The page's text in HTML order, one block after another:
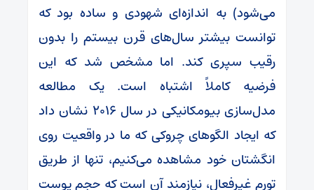
می‌شود) به اندازه‌ای شهودی و ساده بود که
توانست بیشتر سال‌های قرن بیستم را بدون
رقیب سپری کند. اما مشخص شد که این
فرضیه کاملاً اشتباه است. یک مطالعه
مدل‌سازی بیومکانیکی در سال ۲۰۱۶ نشان داد
که ایجاد الگوهای چروکی که ما در واقعیت روی
انگشتان خود مشاهده می‌کنیم، تنها از طریق
تورم غیرفعال، نیازمند آن است که حجم پوست